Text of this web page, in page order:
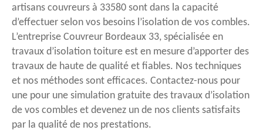
artisans couvreurs à 33580 sont dans la capacité
d’effectuer selon vos besoins l’isolation de vos combles.
L’entreprise Couvreur Bordeaux 33, spécialisée en
travaux d’isolation toiture est en mesure d’apporter des
travaux de haute de qualité et fiables. Nos techniques
et nos méthodes sont efficaces. Contactez-nous pour
une pour une simulation gratuite des travaux d’isolation
de vos combles et devenez un de nos clients satisfaits
par la qualité de nos prestations.